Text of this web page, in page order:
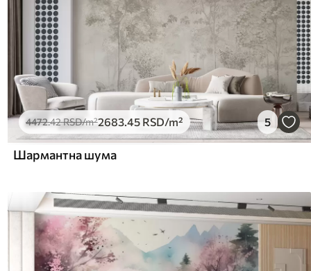
4472.42RSD/m²2683.45 RSD/m² 5
Шармантна шума